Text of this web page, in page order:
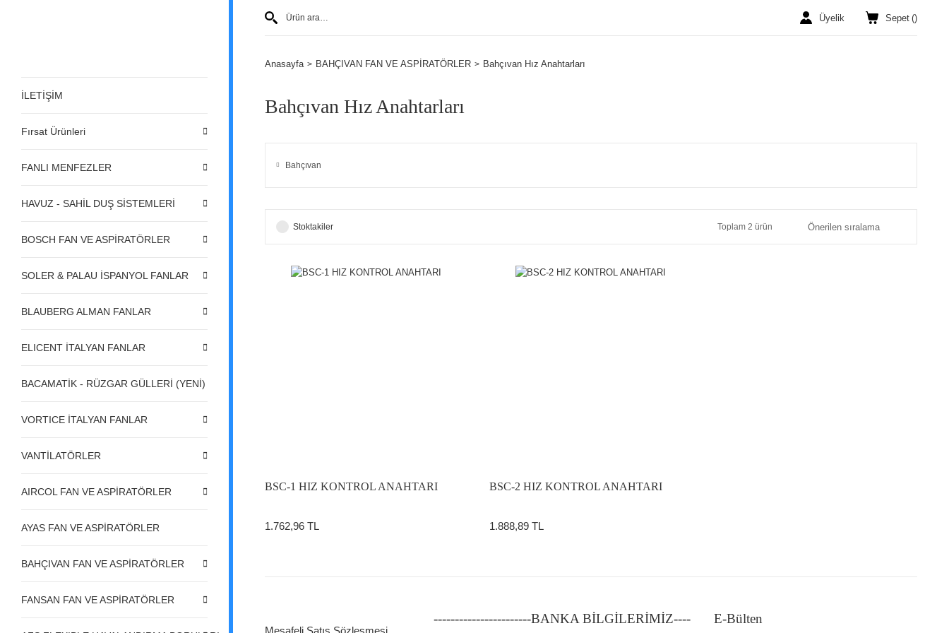
İLETİŞİM
Fırsat Ürünleri
FANLI MENFEZLER
HAVUZ - SAHİL DUŞ SİSTEMLERİ
BOSCH FAN VE ASPİRATÖRLER
SOLER & PALAU İSPANYOL FANLAR
BLAUBERG ALMAN FANLAR
ELICENT İTALYAN FANLAR
BACAMATİK - RÜZGAR GÜLLERİ (YENİ)
VORTICE İTALYAN FANLAR
VANTİLATÖRLER
AIRCOL FAN VE ASPİRATÖRLER
AYAS FAN VE ASPİRATÖRLER
BAHÇIVAN FAN VE ASPİRATÖRLER
FANSAN FAN VE ASPİRATÖRLER
Üyelik Sepet ()
Anasayfa BAHÇIVAN FAN VE ASPİRATÖRLER Bahçıvan Hız Anahtarları
Bahçıvan Hız Anahtarları
Bahçıvan
Stoktakiler Toplam 2 ürün
BSC-1 HIZ KONTROL ANAHTARI
1.762,96 TL
BSC-2 HIZ KONTROL ANAHTARI
1.888,89 TL
Mesafeli Satış Sözleşmesi
-----------------------BANKA BİLGİLERİMİZ----
E-Bülten